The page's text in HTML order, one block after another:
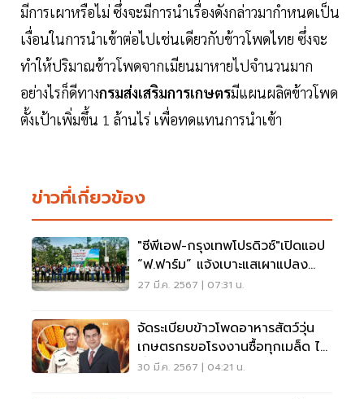
มีการเผาหรือไม่ ซึ่งจะมีการนำเรื่องดังกล่าวมากำหนดเป็น
เงื่อนในการนำเข้าต่อไปเช่นเดียวกับข้าวโพดไทย ซึ่งจะ
ทำให้ปริมาณข้าวโพดจากเมียนมาหายไปจำนวนมาก
อย่างไรก็ดีทางกรมส่งเสริมการเกษตรมีแผนผลิตข้าวโพด
ตั้งเป้าเพิ่มขึ้น 1 ล้านไร่ เพื่อทดแทนการนำเข้า
ข่าวที่เกี่ยวข้อง
"ซีพีเอฟ-กรุงเทพโปรดิวซ์"เปิดแอป
“ฟ.ฟาร์ม” แจ้งเบาะแสเผาแปลง
ข้าวโพด
27 มี.ค. 2567 | 07:31 น.
จัดระเบียบข้าวโพดอาหารสัตว์วุ่น
เกษตรกรขอโรงงานซื้อทุกเมล็ด ไม่
ตํ่า 9 บาท
30 มี.ค. 2567 | 04:21 น.